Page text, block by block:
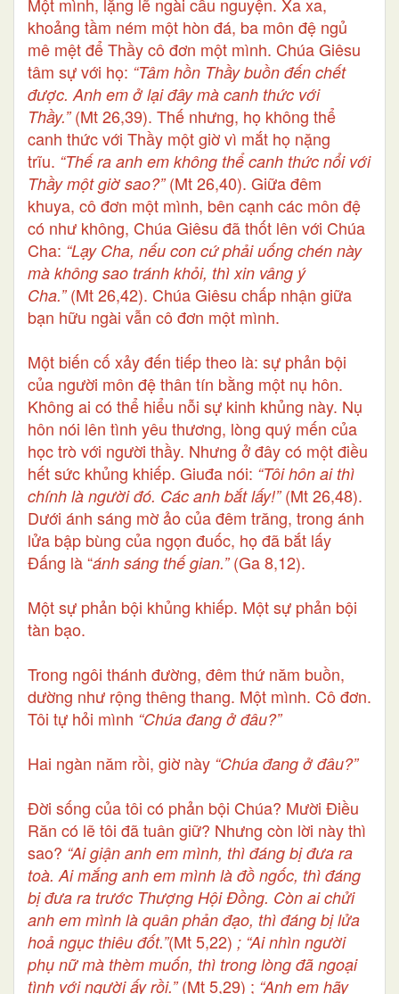
Một mình, lặng lẽ ngài cầu nguyện. Xa xa,
khoảng tầm ném một hòn đá, ba môn đệ ngủ
mê mệt để Thầy cô đơn một mình. Chúa Giêsu
tâm sự với họ: “Tâm hồn Thầy buồn đến chết
được. Anh em ở lại đây mà canh thức với
Thầy.”(Mt 26,39). Thế nhưng, họ không thể
canh thức với Thầy một giờ vì mắt họ nặng
trĩu. “Thế ra anh em không thể canh thức nổi với
Thầy một giờ sao?”(Mt 26,40). Giữa đêm
khuya, cô đơn một mình, bên cạnh các môn đệ
có như không, Chúa Giêsu đã thốt lên với Chúa
Cha: “Lạy Cha, nếu con cứ phải uống chén này
mà không sao tránh khỏi, thì xin vâng ý
Cha.”(Mt 26,42). Chúa Giêsu chấp nhận giữa
bạn hữu ngài vẫn cô đơn một mình.
Một biến cố xảy đến tiếp theo là: sự phản bội
của người môn đệ thân tín bằng một nụ hôn.
Không ai có thể hiểu nỗi sự kinh khủng này. Nụ
hôn nói lên tình yêu thương, lòng quý mến của
học trò với người thầy. Nhưng ở đây có một điều
hết sức khủng khiếp. Giuđa nói: “Tôi hôn ai thì
chính là người đó. Các anh bắt lấy!”(Mt 26,48).
Dưới ánh sáng mờ ảo của đêm trăng, trong ánh
lửa bập bùng của ngọn đuốc, họ đã bắt lấy
Đấng là “ánh sáng thế gian.”(Ga 8,12).
Một sự phản bội khủng khiếp. Một sự phản bội
tàn bạo.
Trong ngôi thánh đường, đêm thứ năm buồn,
dường như rộng thêng thang. Một mình. Cô đơn.
Tôi tự hỏi mình “Chúa đang ở đâu?”
Hai ngàn năm rồi, giờ này “Chúa đang ở đâu?”
Đời sống của tôi có phản bội Chúa? Mười Điều
Răn có lẽ tôi đã tuân giữ? Nhưng còn lời này thì
sao? “Ai giận anh em mình, thì đáng bị đưa ra
toà. Ai mắng anh em mình là đồ ngốc, thì đáng
bị đưa ra trước Thượng Hội Đồng. Còn ai chửi
anh em mình là quân phản đạo, thì đáng bị lửa
hoả ngục thiêu đốt.”(Mt 5,22) ; “Ai nhìn người
phụ nữ mà thèm muốn, thì trong lòng đã ngoại
tình với người ấy rồi.”(Mt 5,29) ; “Anh em hãy